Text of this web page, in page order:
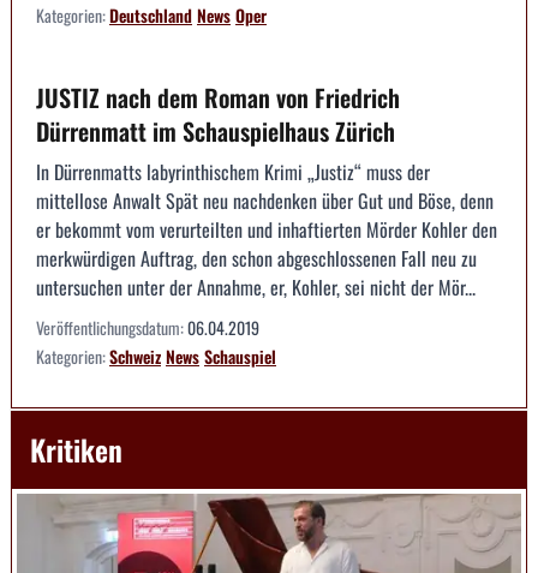
Kategorien:DeutschlandNewsOper
JUSTIZ nach dem Roman von Friedrich
Dürrenmatt im Schauspielhaus Zürich
In Dürrenmatts labyrinthischem Krimi „Justiz“ muss der
mittellose Anwalt Spät neu nachdenken über Gut und Böse, denn
er bekommt vom verurteilten und inhaftierten Mörder Kohler den
merkwürdigen Auftrag, den schon abgeschlossenen Fall neu zu
untersuchen unter der Annahme, er, Kohler, sei nicht der Mör...
Veröffentlichungsdatum:06.04.2019
Kategorien:SchweizNewsSchauspiel
Kritiken